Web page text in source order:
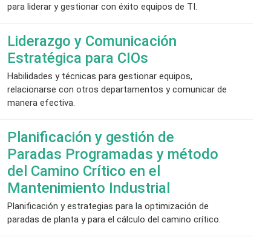
para liderar y gestionar con éxito equipos de TI.
Liderazgo y Comunicación
Estratégica para CIOs
Habilidades y técnicas para gestionar equipos,
relacionarse con otros departamentos y comunicar de
manera efectiva.
Planificación y gestión de
Paradas Programadas y método
del Camino Crítico en el
Mantenimiento Industrial
Planificación y estrategias para la optimización de
paradas de planta y para el cálculo del camino crítico.